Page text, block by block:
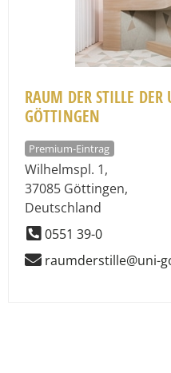
RAUM DER STILLE DER
GÖTTINGEN
Premium-Eintrag
Wilhelmspl. 1,
37085 Göttingen,
Deutschland
0551 39-0
raumderstille@uni-